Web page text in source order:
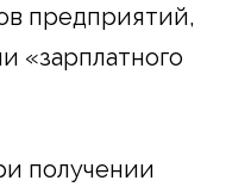
предприятий,
«зарплатного
получении